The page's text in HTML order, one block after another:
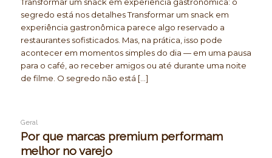
segredo está nos detalhes Transformar um snack em
experiência gastronômica parece algo reservado a
restaurantes sofisticados. Mas, na prática, isso pode
acontecer em momentos simples do dia — em uma pausa
para o café, ao receber amigos ou até durante uma noite
de filme. O segredo não está […]
Geral
Por que marcas premium performam
melhor no varejo